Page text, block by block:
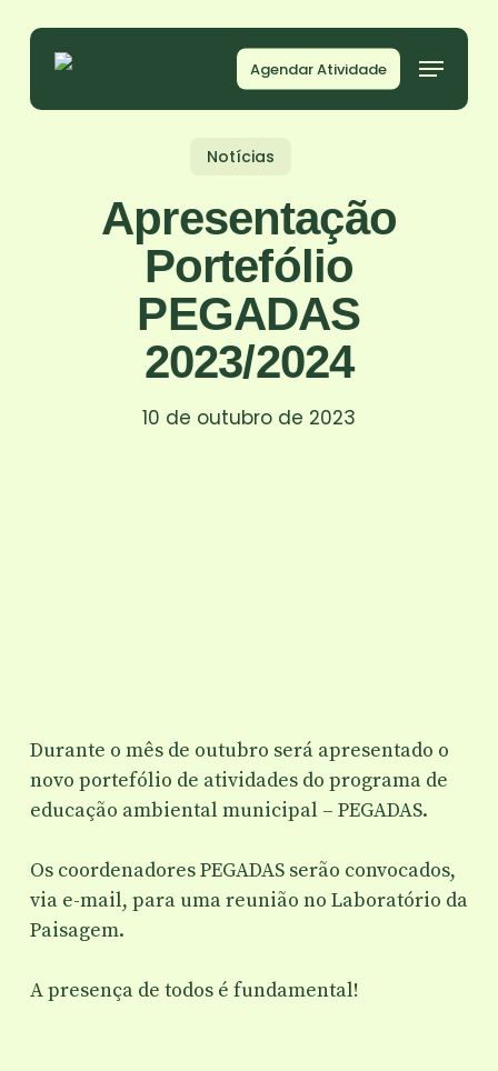
content
Agendar Atividade
Notícias
Apresentação
Portefólio
PEGADAS
2023/2024
10 de outubro de 2023
Durante o mês de outubro será apresentado o
novo portefólio de atividades do programa de
educação ambiental municipal – PEGADAS.
Os coordenadores PEGADAS serão convocados,
via e-mail, para uma reunião no Laboratório da
Paisagem.
A presença de todos é fundamental!